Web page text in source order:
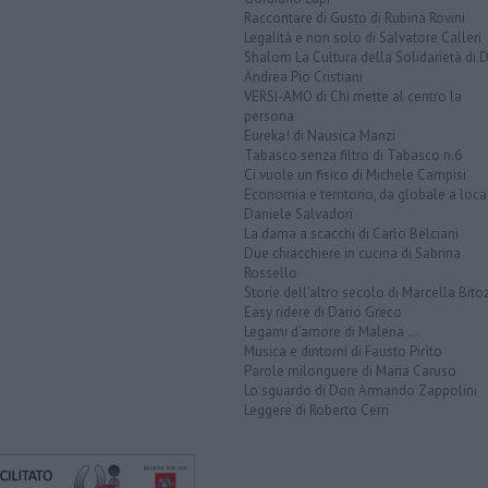
Raccontare di Gusto di Rubina Rovini
Legalità e non solo di Salvatore Calleri
Shalom La Cultura della Solidarietà di
Andrea Pio Cristiani
VERSI-AMO di Chi mette al centro la
persona
Eureka! di Nausica Manzi
Tabasco senza filtro di Tabasco n.6
Ci vuole un fisico di Michele Campisi
Economia e territorio, da globale a
Daniele Salvadori
La dama a scacchi di Carlo Belciani
Due chiacchiere in cucina di Sabrina
Rossello
Storie dell'altro secolo di Marcella
Easy ridere di Dario Greco
Legami d'amore di Malena ...
Musica e dintorni di Fausto Pirìto
Parole milonguere di Maria Caruso
Lo sguardo di Don Armando Zappolini
Leggere di Roberto Cerri